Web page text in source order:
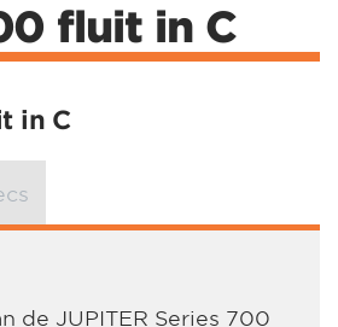
fluit in C
in C
de JUPITER Series 700